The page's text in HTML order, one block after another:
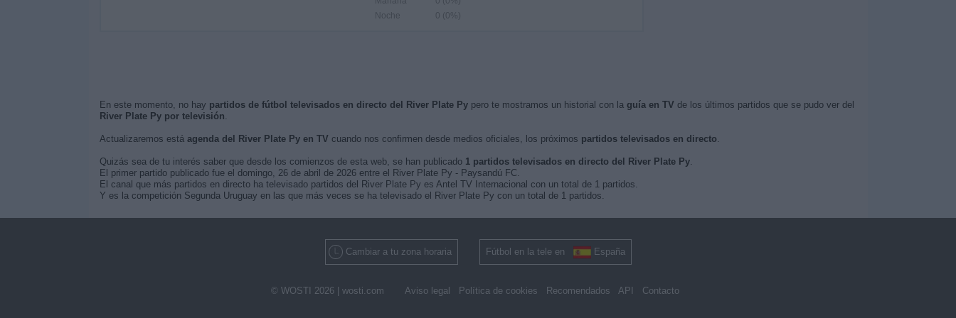
Noche
0 (0%)
En este momento, no hay partidos de fútbol televisados en directo del River Plate Pypero te mostramos un historial con la guía en TV de los últimos partidos que se pudo ver del
River Plate Py por televisión.
Actualizaremos está agenda del River Plate Py en TV cuando nos confirmen desde medios oficiales, los próximos partidos televisados en directo.
Quizás sea de tu interés saber que desde los comienzos de esta web, se han publicado 1 partidos televisados en directo del River Plate Py.
El primer partido publicado fue el domingo, 26 de abril de 2026 entre el River Plate Py - Paysandú FC.
El canal que más partidos en directo ha televisado partidos del River Plate Py es Antel TV Internacional con un total de 1 partidos.
Y es la competición Segunda Uruguay en las que más veces se ha televisado el River Plate Py con un total de 1 partidos.
Cambiar a tu zona horaria Fútbol en la tele en España
© WOSTI 2026 | wosti.com Aviso legal Política de cookies Recomendados API Contacto